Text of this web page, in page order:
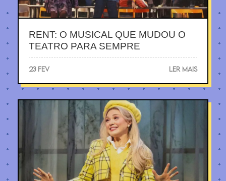
RENT: O MUSICAL QUE MUDOU O
TEATRO PARA SEMPRE
23 FEV LER MAIS